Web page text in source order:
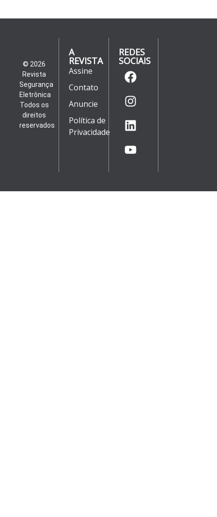
© 2026
Revista
Segurança
Eletrônica
Todos os
direitos
reservados
A
REVISTA
Assine
Contato
Anuncie
Política de
Privacidade
REDES
SOCIAIS